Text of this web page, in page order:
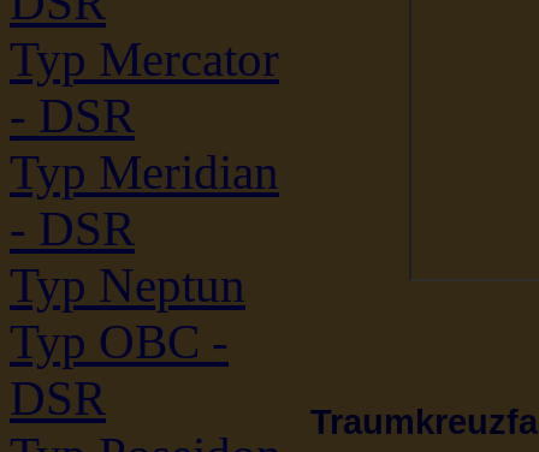
Typ Mercator
- DSR
Typ Meridian
- DSR
Typ Neptun
Typ OBC -
DSR